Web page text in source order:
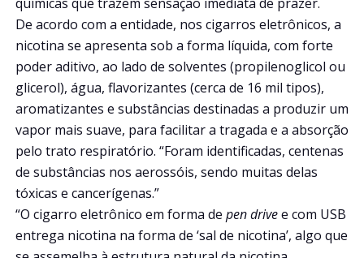
De acordo com a entidade, nos cigarros eletrônicos, a
nicotina se apresenta sob a forma líquida, com forte
poder aditivo, ao lado de solventes (propilenoglicol ou
glicerol), água, flavorizantes (cerca de 16 mil tipos),
aromatizantes e substâncias destinadas a produzir um
vapor mais suave, para facilitar a tragada e a absorção
pelo trato respiratório. “Foram identificadas, centenas
de substâncias nos aerossóis, sendo muitas delas
tóxicas e cancerígenas.”
“O cigarro eletrônico em forma de pen drivee com USB
entrega nicotina na forma de ‘sal de nicotina’, algo que